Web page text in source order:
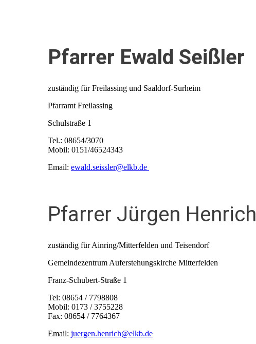
Pfarrer Ewald Seißler
zuständig für Freilassing und Saaldorf-Surheim
Pfarramt Freilassing
Schulstraße 1
Tel.: 08654/3070
Mobil: 0151/46524343
Email: ewald.seissler@elkb.de
Pfarrer Jürgen Henrich
zuständig für Ainring/Mitterfelden und Teisendorf
Gemeindezentrum Auferstehungskirche Mitterfelden
Franz-Schubert-Straße 1
Tel: 08654 / 7798808
Mobil: 0173 / 3755228
Fax: 08654 / 7764367
Email: juergen.henrich@elkb.de